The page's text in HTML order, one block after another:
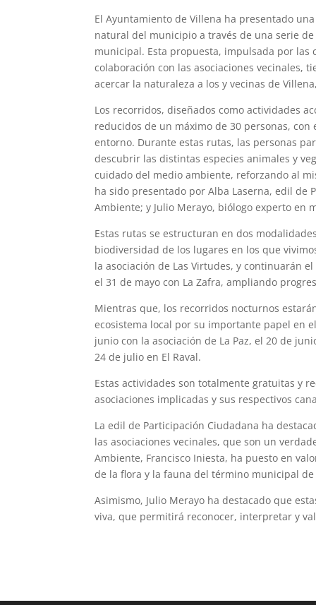
El Ayuntamiento de Villena ha presentado
natural del municipio a través de una serie
municipal. Esta propuesta, impulsada por las
colaboración con las asociaciones vecinales,
acercar la naturaleza a los y vecinas de
Los recorridos, diseñados como actividades
reducidos de un máximo de 30 personas,
entorno. Durante estas rutas, las personas
descubrir las distintas especies animales y
cuidado del medio ambiente, reforzando al
ha sido presentado por Alba Laserna, edil de
Ambiente; y Julio Merayo, biólogo experto en
Estas rutas se estructuran en dos
biodiversidad de los lugares en los que
la asociación de Las Virtudes, y continuarán
el 31 de mayo con La Zafra, ampliando
Mientras que, los recorridos nocturnos
ecosistema local por su importante papel en
junio con la asociación de La Paz, el 20 de
24 de julio en El Raval.
Estas actividades son totalmente gratuitas y
asociaciones implicadas y sus respectivos
La edil de Participación Ciudadana ha
las asociaciones vecinales, que son un
Ambiente, Francisco Iniesta, ha puesto en
de la flora y la fauna del término municipal de
Asimismo, Julio Merayo ha destacado que
viva, que permitirá reconocer, interpretar y